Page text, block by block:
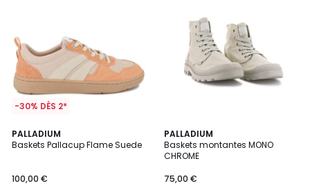
-30% DÈS 2*
PALLADIUM
Baskets Pallacup Flame Suede
100,00 €
2
Couleurs
PALLADIUM
Baskets montantes MONO
CHROME
75,00 €
4,7
/ 5